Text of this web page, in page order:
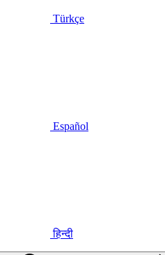
Türkçe
Español
हिन्दी